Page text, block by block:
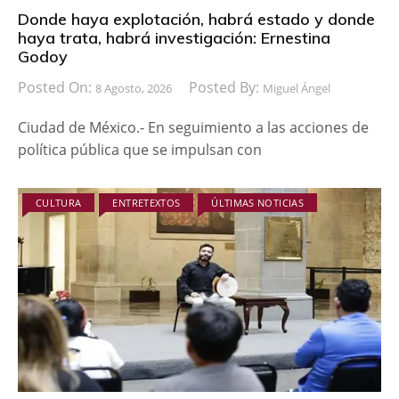
Donde haya explotación, habrá estado y donde
haya trata, habrá investigación: Ernestina
Godoy
Posted On: 8 Agosto, 2026 Posted By: Miguel Ángel
Ciudad de México.- En seguimiento a las acciones de
política pública que se impulsan con
CULTURA ENTRETEXTOS ÚLTIMAS NOTICIAS